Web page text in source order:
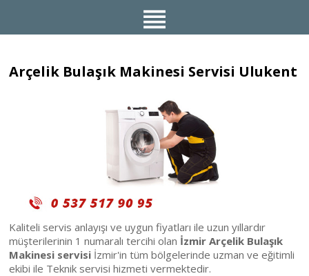
Arçelik Bulaşık Makinesi Servisi Ulukent
Kaliteli servis anlayışı ve uygun fiyatları ile uzun yıllardır
müşterilerinin 1 numaralı tercihi olan İzmir Arçelik Bulaşık
Makinesi servisi İzmir'in tüm bölgelerinde uzman ve eğitimli
ekibi ile Teknik servisi hizmeti vermektedir.